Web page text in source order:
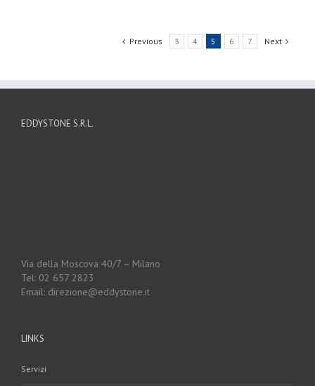
Previous 3 4 5 6 7 Next
EDDYSTONE S.R.L.
Via della Moscova 40/7 – Milano
Tel: 02 657 2823
Email: direzione@eddystone.it
LINKS
Servizi